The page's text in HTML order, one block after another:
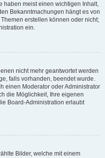
haben meist einen wichtigen Inhalt,
Bekanntmachungen hängt es von
erstellen können oder nicht;
ein.
nicht mehr geantwortet werden
falls vorhanden, beendet wurde.
einen Moderator oder Administrator
die Möglichkeit, Ihre eigenen
Board-Administration erlaubt
Bilder, welche mit einem